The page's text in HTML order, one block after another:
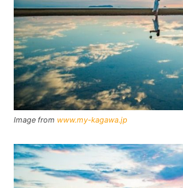
Image from www.my-kagawa.jp